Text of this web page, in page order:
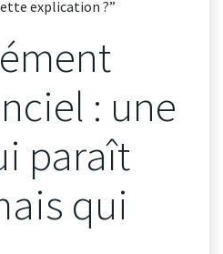
explication ?”
: une
paraît
qui